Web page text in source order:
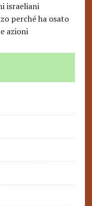
israeliani
perché ha osato
azioni